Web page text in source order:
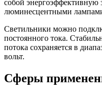
собой энергоэффективную
люминесцентными
Светильники можно
постоянного тока.
потока сохраняется в
вольт.
Сферы